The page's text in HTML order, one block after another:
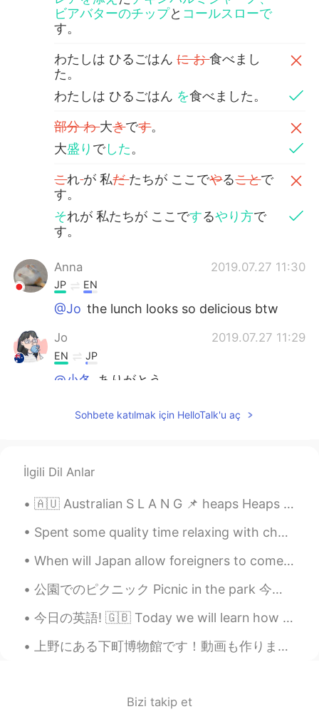
ビアバターのチップと コールスローで
す。
わたしは ひるごはんに お食べまし
た。
わたしは ひるごはん を食べました。
部分 わ大きです。
大盛り でした。
これ が 私だたちが ここでやることで
す。
それが 私たちが ここでするやり方で
す。
Anna 2019.07.27 11:30
JP EN
@Jo the lunch looks so delicious btw
Jo 2019.07.27 11:29
EN JP
@小冬 ありがとう
2019.07.27 11:28
Jo
EN JP
JP EN
これはちけんぱみぎやなとなぽぃたな
おす ともざあれあ ちいす
ぴすとすろお 。
これは、ナポリターナソースとモザレ
コールスローです。
Sohbete katılmak için HelloTalk'u aç
İlgili Dil Anlar
🇦🇺 Australian S L A N G 📌 heaps Heaps = a lot, lots ⚡️I’ve read heaps of books already this y...
Spent some quality time relaxing with charlie 🐶 while my family was enjoying swimming in our pool...
When will Japan allow foreigners to come back? I couldn’t go in March so I hope it will be soon. ...
公園でのピクニック Picnic in the park 今日は何か楽しいことをしていますか？ ここは休日の週末です。 Are you doing anything fun today?...
今日の英語! 🇬🇧 Today we will learn how to use the phrase ‘I reckon ッスンは、便利なフレーズ、‘I reckon’ の使い方です！ がん...
上野にある下町博物館です！動画も作りました！🤗🏚🏚🏚 https://vt.tiktok.com/ZSJTDucAL/ I went to the old town museum in Ueno!
Bizi takip et